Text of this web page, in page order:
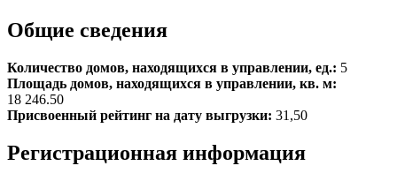
Общие сведения
Количество домов, находящихся в управлении, ед.: 5
Площадь домов, находящихся в управлении, кв. м:
18 246.50
Присвоенный рейтинг на дату выгрузки: 31,50
Регистрационная информация